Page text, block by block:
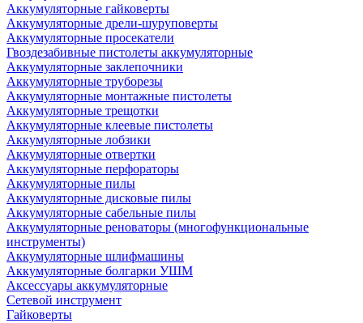
Аккумуляторные гайковерты
Аккумуляторные дрели-шуруповерты
Аккумуляторные просекатели
Гвоздезабивные пистолеты аккумуляторные
Аккумуляторные заклепочники
Аккумуляторные труборезы
Аккумуляторные монтажные пистолеты
Аккумуляторные трещотки
Аккумуляторные клеевые пистолеты
Аккумуляторные лобзики
Аккумуляторные отвертки
Аккумуляторные перфораторы
Аккумуляторные пилы
Аккумуляторные дисковые пилы
Аккумуляторные сабельные пилы
Аккумуляторные реноваторы (многофункциональные
инструменты)
Аккумуляторные шлифмашины
Аккумуляторные болгарки УШМ
Аксессуары аккумуляторные
Сетевой инструмент
Гайковерты